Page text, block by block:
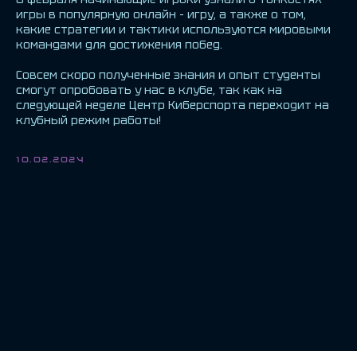
игры в популярную онлайн – игру, а также о том,
какие стратегии и тактики используются мировыми
командами для достижения побед.
Совсем скоро полученные знания и опыт студенты
смогут опробовать у нас в клубе, так как на
следующей неделе Центр Киберспорта переходит на
клубный режим работы!
10.02.2024